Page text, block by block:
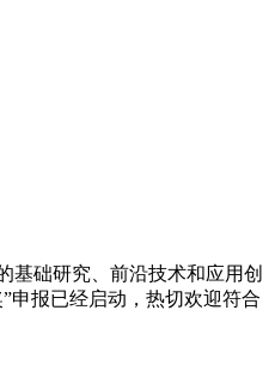
础研究、前沿技术和应用创
申报已经启动，热切欢迎符合